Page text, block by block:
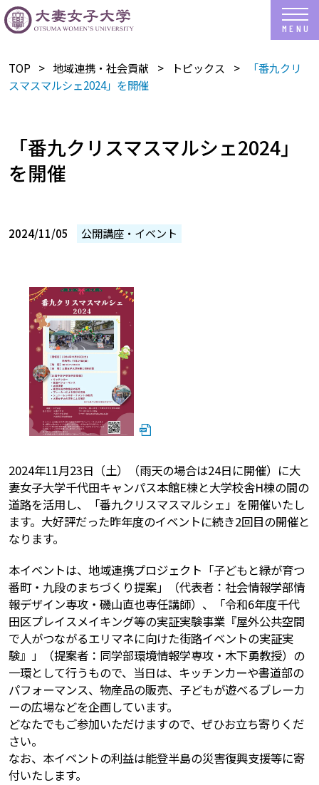
TOP 地域連携・社会貢献 トピックス
「番九クリ
スマスマルシェ2024」を開催
「番九クリスマスマルシェ2024」
を開催
2024/11/05 公開講座・イベント
2024年11月23日（土）（雨天の場合は24日に開催）に大
妻女子大学千代田キャンパス本館E棟と大学校舎H棟の間の
道路を活用し、「番九クリスマスマルシェ」を開催いたし
ます。大好評だった昨年度のイベントに続き2回目の開催と
なります。
本イベントは、地域連携プロジェクト「子どもと緑が育つ
番町・九段のまちづくり提案」（代表者：社会情報学部情
報デザイン専攻・磯山直也専任講師）、「令和6年度千代
田区プレイスメイキング等の実証実験事業『屋外公共空間
で人がつながるエリマネに向けた街路イベントの実証実
験』」（提案者：同学部環境情報学専攻・木下勇教授）の
一環として行うもので、当日は、キッチンカーや書道部の
パフォーマンス、物産品の販売、子どもが遊べるブレーカ
ーの広場などを企画しています。
どなたでもご参加いただけますので、ぜひお立ち寄りくだ
さい。
なお、本イベントの利益は能登半島の災害復興支援等に寄
付いたします。